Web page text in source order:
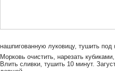
нашпигованную луковицу, тушить под
Морковь очистить, нарезать
Влить сливки, тушить 10 минут.